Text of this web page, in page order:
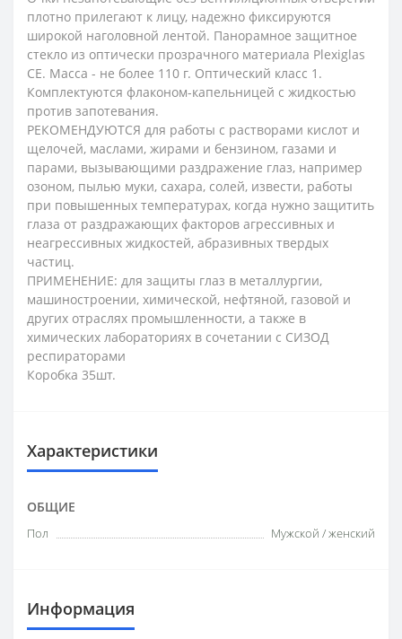
плотно прилегают к лицу, надежно фиксируются
широкой наголовной лентой. Панорамное защитное
стекло из оптически прозрачного материала Plexiglas
CE. Масса - не более 110 г. Оптический класс 1.
Комплектуются флаконом-капельницей с жидкостью
против запотевания.
РЕКОМЕНДУЮТСЯ для работы с растворами кислот и
щелочей, маслами, жирами и бензином, газами и
парами, вызывающими раздражение глаз, например
озоном, пылью муки, сахара, солей, извести, работы
при повышенных температурах, когда нужно защитить
глаза от раздражающих факторов агрессивных и
неагрессивных жидкостей, абразивных твердых
частиц.
ПРИМЕНЕНИЕ: для защиты глаз в металлургии,
машиностроении, химической, нефтяной, газовой и
других отраслях промышленности, а также в
химических лабораториях в сочетании с СИЗОД
респираторами
Коробка 35шт.
Характеристики
ОБЩИЕ
Пол Мужской / женский
Информация